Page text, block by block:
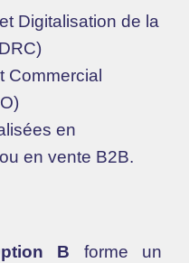
Digitalisation de la
Commercial
en
en vente B2B.
B forme un